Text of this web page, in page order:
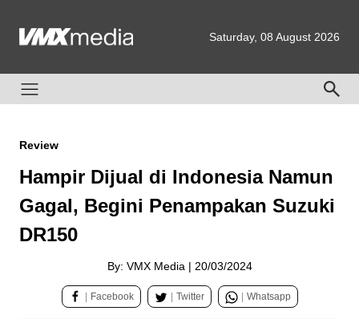
Saturday, 08 August 2026
Review
Hampir Dijual di Indonesia Namun
Gagal, Begini Penampakan Suzuki
DR150
By: VMX Media | 20/03/2024
Facebook Twitter Whatsapp